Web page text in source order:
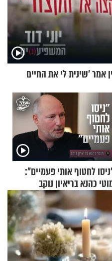
אמר 'שינית לי את החיים
לחטוף אותי פעמיים":
כהנא בריאיון נוקב